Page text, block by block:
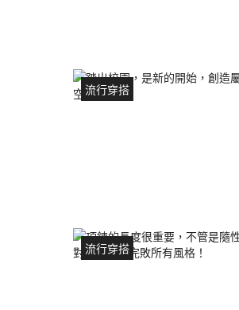
流行穿搭
流行穿搭